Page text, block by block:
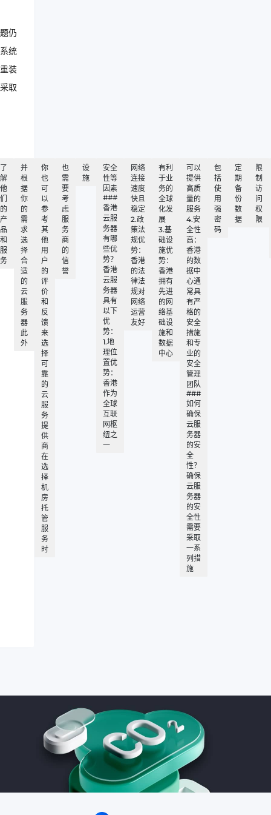
仍
统
装
取
了
解
他
们
的
产
品
和
服
务
并
根
据
你
的
需
求
选
择
合
适
的
云
服
务
器
此
外
你
也
可
以
参
考
其
他
用
户
的
评
价
和
反
馈
来
选
择
可
靠
的
云
服
务
提
供
商
在
选
择
机
房
托
管
服
务
时
也
需
要
考
虑
服
务
商
的
信
誉
设
施
安全
性等
因素
###
香港
云服
务器
有哪
些优
势？
香港
云服
务器
具有
以下
优
势：
1.地
理位
置优
势：
香港
作为
全球
互联
网枢
纽之
一
网络
连接
速度
快且
稳定
2.政
策法
规优
势：
香港
的法
律法
规对
网络
运营
友好
有利
于业
务的
全球
化发
展
3.基
础设
施优
势：
香港
拥有
先进
的网
络基
础设
施和
数据
中心
可以
提供
高质
量的
服务
4.安
全性
高：
香港
的数
据中
心通
常具
有严
格的
安全
措施
和专
业的
安全
管理
团队
###
如何
确保
云服
务器
的安
全
性？
确保
云服
务器
的安
全性
需要
采取
一系
列措
施
包
括
使
用
强
密
码
定
期
备
份
数
据
限
制
访
问
权
限